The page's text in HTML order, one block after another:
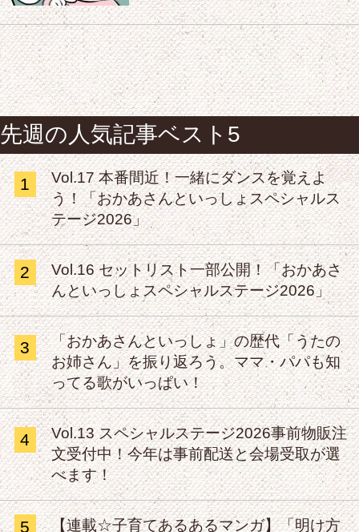
先週の人気記事ベスト5
1
Vol.17 本番間近！一緒にダンスを覚えよ
う！「おかあさんといっしょスペシャルス
テージ2026」
2
Vol.16 セットリスト一部公開！「おかあさ
んといっしょスペシャルステージ2026」
3
「おかあさんといっしょ」の歴代「うたの
お姉さん」を振り返ろう。ママ・パパも知
ってる歌がいっぱい！
4
Vol.13 スペシャルステージ2026事前物販注
文受付中！今年は事前配送と会場受取が選
べます！
5
【連載☆子育てあるあるマンガ】「明け方